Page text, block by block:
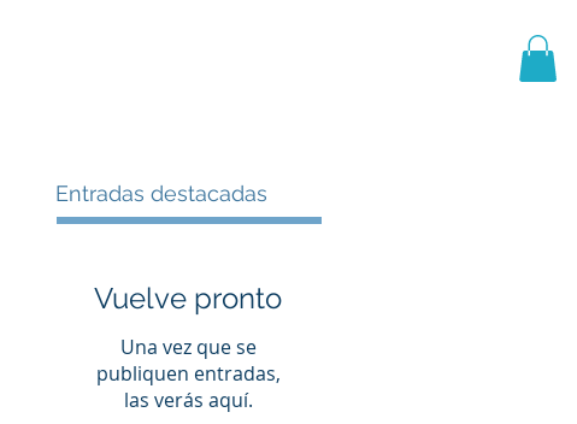
Entradas destacadas
Vuelve pronto
Una vez que se
publiquen entradas,
las verás aquí.